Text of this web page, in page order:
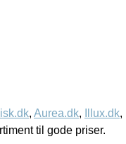
, Aurea.dk, Illux.dk,
til gode priser.